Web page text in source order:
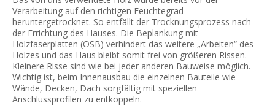
Verarbeitung auf den richtigen Feuchtegrad
heruntergetrocknet. So entfällt der Trocknungsprozess nach
der Errichtung des Hauses. Die Beplankung mit
Holzfaserplatten (OSB) verhindert das weitere „Arbeiten“ des
Holzes und das Haus bleibt somit frei von größeren Rissen.
Kleinere Risse sind wie bei jeder anderen Bauweise möglich.
Wichtig ist, beim Innenausbau die einzelnen Bauteile wie
Wände, Decken, Dach sorgfältig mit speziellen
Anschlussprofilen zu entkoppeln.